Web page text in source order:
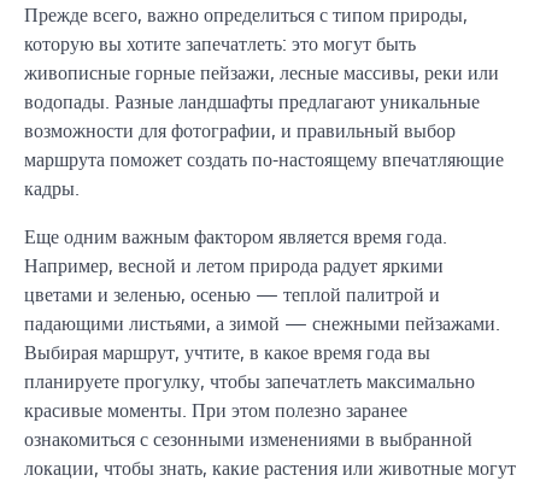
Прежде всего, важно определиться с типом природы,
которую вы хотите запечатлеть: это могут быть
живописные горные пейзажи, лесные массивы, реки или
водопады. Разные ландшафты предлагают уникальные
возможности для фотографии, и правильный выбор
маршрута поможет создать по-настоящему впечатляющие
кадры.
Еще одним важным фактором является время года.
Например, весной и летом природа радует яркими
цветами и зеленью, осенью — теплой палитрой и
падающими листьями, а зимой — снежными пейзажами.
Выбирая маршрут, учтите, в какое время года вы
планируете прогулку, чтобы запечатлеть максимально
красивые моменты. При этом полезно заранее
ознакомиться с сезонными изменениями в выбранной
локации, чтобы знать, какие растения или животные могут